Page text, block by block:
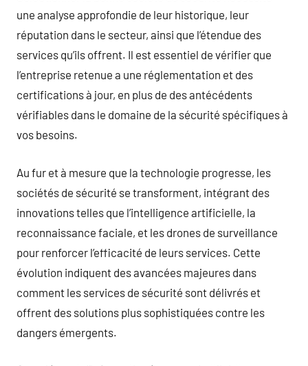
une analyse approfondie de leur historique, leur
réputation dans le secteur, ainsi que l’étendue des
services qu’ils offrent. Il est essentiel de vérifier que
l’entreprise retenue a une réglementation et des
certifications à jour, en plus de des antécédents
vérifiables dans le domaine de la sécurité spécifiques à
vos besoins.
Au fur et à mesure que la technologie progresse, les
sociétés de sécurité se transforment, intégrant des
innovations telles que l’intelligence artificielle, la
reconnaissance faciale, et les drones de surveillance
pour renforcer l’efficacité de leurs services. Cette
évolution indiquent des avancées majeures dans
comment les services de sécurité sont délivrés et
offrent des solutions plus sophistiquées contre les
dangers émergents.